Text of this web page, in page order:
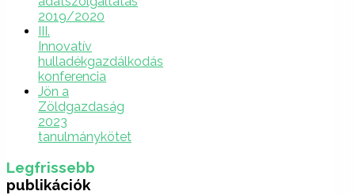
2019/2020
III.
Innovatív
hulladékgazdálkodás
konferencia
Jön a
Zöldgazdaság
2023
tanulmánykötet
Legfrissebb
publikációk